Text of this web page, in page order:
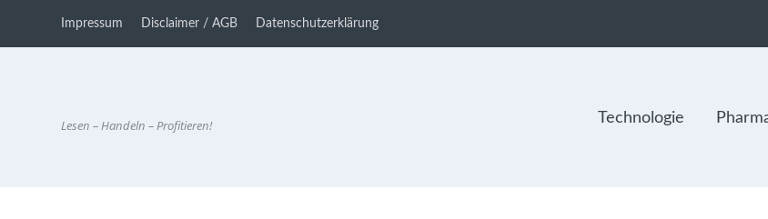
Impressum Disclaimer / AGB Datenschutzerklärung
Lesen – Handeln – Profitieren! Technologie